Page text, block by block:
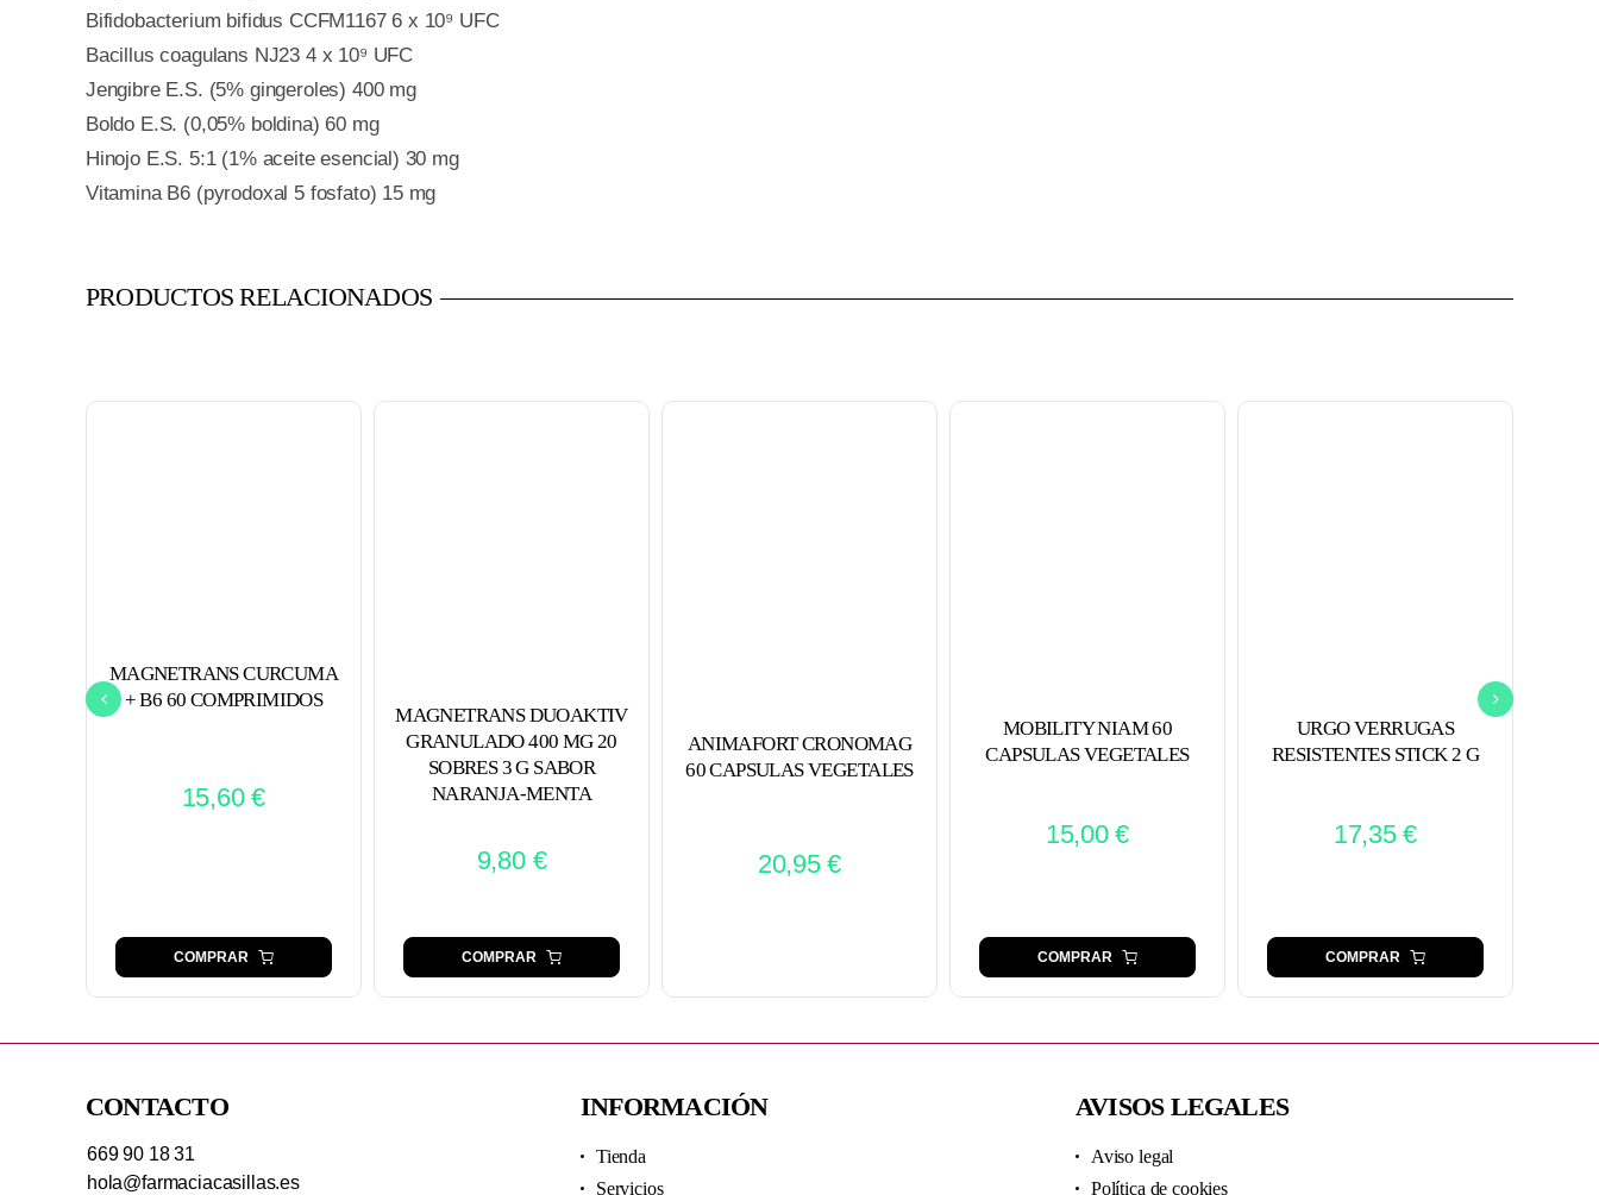
Bifidobacterium bifidus CCFM1167 6 x 10⁹ UFC
Bacillus coagulans NJ23 4 x 10⁹ UFC
Jengibre E.S. (5% gingeroles) 400 mg
Boldo E.S. (0,05% boldina) 60 mg
Hinojo E.S. 5:1 (1% aceite esencial) 30 mg
Vitamina B6 (pyrodoxal 5 fosfato) 15 mg
PRODUCTOS RELACIONADOS
MAGNETRANS CURCUMA
+ B6 60 COMPRIMIDOS
15,60€
COMPRAR
MAGNETRANS DUOAKTIV
GRANULADO 400 MG 20
SOBRES 3 G SABOR
NARANJA-MENTA
9,80 €
COMPRAR
ANIMAFORT CRONOMAG
60 CAPSULAS VEGETALES
20,95€
MOBILITY NIAM 60
CAPSULAS VEGETALES
15,00€
COMPRAR
URGO VERRUGAS
RESISTENTES STICK 2 G
17,35€
COMPRAR
CONTACTO
669 90 18 31
hola@farmaciacasillas.es
INFORMACIÓN
Tienda
Servicios
AVISOS LEGALES
Aviso legal
Política de cookies